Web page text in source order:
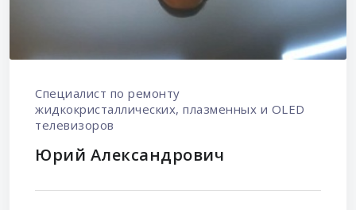
Специалист по ремонту
жидкокристаллических, плазменных и OLED
телевизоров
Юрий Александрович